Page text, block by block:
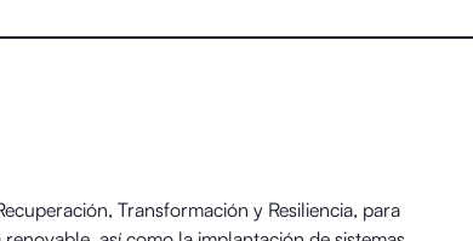
Transformación y Resiliencia, para